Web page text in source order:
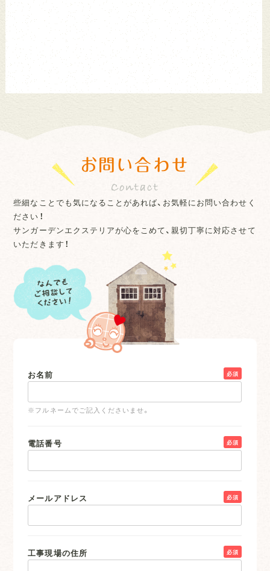
お問い合わせ
些細なことでも気になることがあれば、お気軽にお問い合わせく
ださい！
サンガーデンエクステリアが心をこめて、親切丁寧に対応させて
いただきます！
お名前 必須
※フルネームでご記入くださいませ。
電話番号 必須
メールアドレス 必須
工事現場の住所 必須